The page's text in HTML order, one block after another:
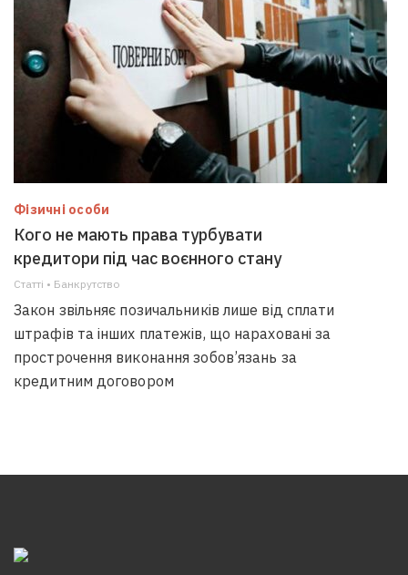
Фізичні особи
Кого не мають права турбувати
кредитори під час воєнного стану
Статті • Банкрутство
Закон звільняє позичальників лише від сплати
штрафів та інших платежів, що нараховані за
прострочення виконання зобов’язань за
кредитним договором